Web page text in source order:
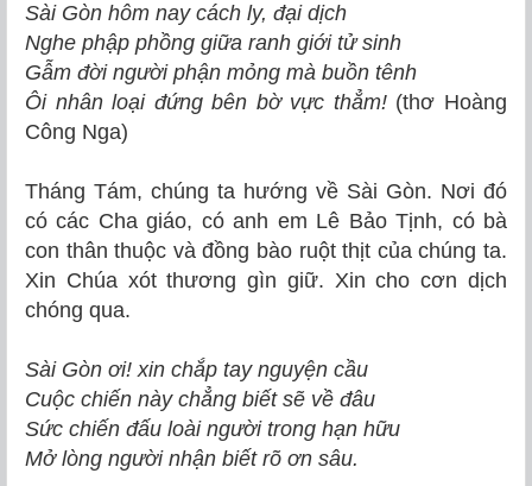
Sài Gòn hôm nay cách ly, đại dịch
Nghe phập phồng giữa ranh giới tử sinh
Gẫm đời người phận mỏng mà buồn tênh
Ôi nhân loại đứng bên bờ vực thẳm!(thơ Hoàng
Công Nga)
Tháng Tám, chúng ta hướng về Sài Gòn. Nơi đó
có các Cha giáo, có anh em Lê Bảo Tịnh, có bà
con thân thuộc và đồng bào ruột thịt của chúng ta.
Xin Chúa xót thương gìn giữ. Xin cho cơn dịch
chóng qua.
Sài Gòn ơi! xin chắp tay nguyện cầu
Cuộc chiến này chẳng biết sẽ về đâu
Sức chiến đấu loài người trong hạn hữu
Mở lòng người nhận biết rõ ơn sâu.